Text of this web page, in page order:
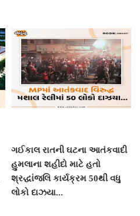
ગઈકાલ રાતની ઘટના આતંકવાદી
હુમલાના શહીદો માટે હતો
શ્રદ્ધાંજલિ કાર્યક્રમ 50થી વધુ
લોકો દાઝયા...